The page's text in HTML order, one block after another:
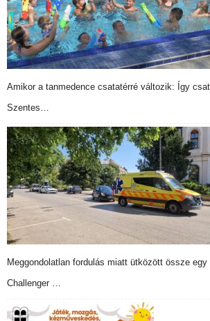
Amikor a tanmedence csatatérré változik: Így
Szentes…
Meggondolatlan fordulás miatt ütközött össze
Challenger …